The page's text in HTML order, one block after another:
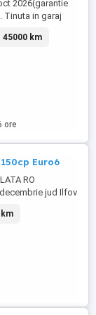
2026(garantie
Tinuta in garaj
Nu are urme
nu sunt
de franare
foarte multe
45000 km
ore
Euro6
RO
jud Ilfov
Trapă
parcare
Senzori lumini
cârlig
km